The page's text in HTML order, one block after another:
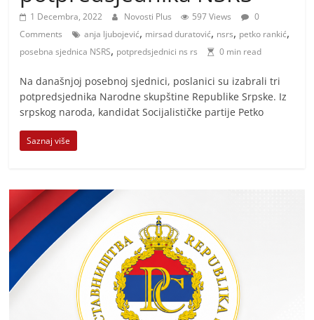
i
t
i
n
i
h
t
i
1 Decembra, 2022 Novosti Plus 597 Views
0
Comments
anja ljubojević, mirsad duratović, nsrs, petko rankić,
posebna sjednica NSRS, potpredsjednici ns rs 0 min read
Na današnjoj posebnoj sjednici, poslanici su izabrali tri
potpredsjednika Narodne skupštine Republike Srpske. Iz
srpskog naroda, kandidat Socijalističke partije Petko
Saznaj više